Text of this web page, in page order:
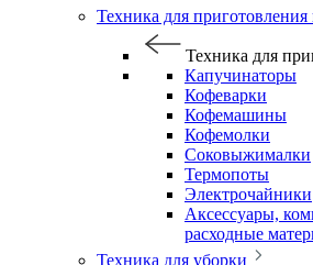
Техника для приготовления
Техника для
Капучинаторы
Кофеварки
Кофемашины
Кофемолки
Соковыжималки
Термопоты
Электрочайники
Аксессуары,
расходные
Техника для уборки